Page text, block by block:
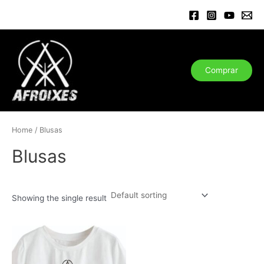
contenido
Comprar
Home / Blusas
Blusas
Showing the single result